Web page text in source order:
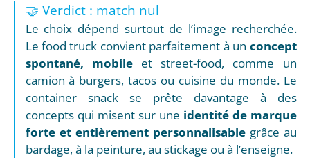
🤝 Verdict : match nul
Le choix dépend surtout de l’image recherchée.
Le food truck convient parfaitement à un concept
spontané, mobileet street-food, comme un
camion à burgers, tacos ou cuisine du monde. Le
container snack se prête davantage à des
concepts qui misent sur une identité de marque
forte et entièrement personnalisable grâce au
bardage, à la peinture, au stickage ou à l’enseigne.